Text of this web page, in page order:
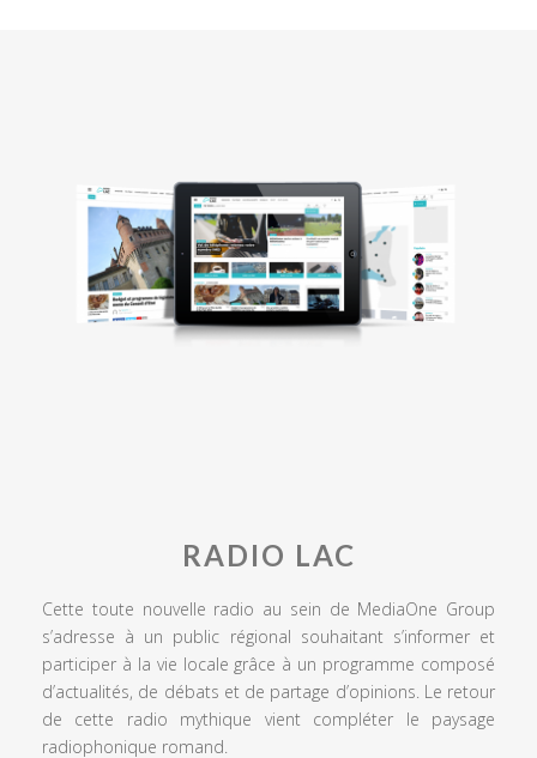
RADIO LAC
Cette toute nouvelle radio au sein de MediaOne Group
s’adresse à un public régional souhaitant s’informer et
participer à la vie locale grâce à un programme composé
d’actualités, de débats et de partage d’opinions. Le retour
de cette radio mythique vient compléter le paysage
radiophonique romand.